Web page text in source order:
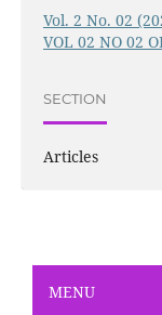
Vol. 2 No. 02
VOL 02 NO 02
SECTION
Articles
MENU